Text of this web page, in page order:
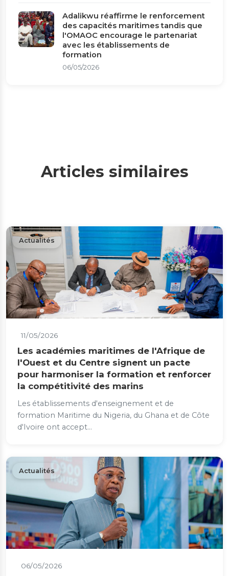
Adalikwu réaffirme le renforcement
des capacités maritimes tandis que
l'OMAOC encourage le partenariat
avec les établissements de
formation
06/05/2026
Articles similaires
Actualités
11/05/2026
Les académies maritimes de l'Afrique de
l'Ouest et du Centre signent un pacte
pour harmoniser la formation et renforcer
la compétitivité des marins
Les établissements d'enseignement et de
formation Maritime du Nigeria, du Ghana et de Côte
d'Ivoire ont accept...
Actualités
06/05/2026